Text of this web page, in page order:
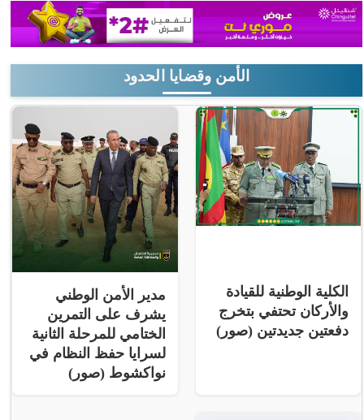
الأمن وقضايا الحدود
الكلية الوطنية للقيادة
والأركان تحتفي بتخرج
دفعتين جديدتين (صور)
مدير الأمن الوطني
يشرف على التمرين
الختامي للمرحلة الثانية
لسرايا حفظ النظام في
نواكشوط (صور)